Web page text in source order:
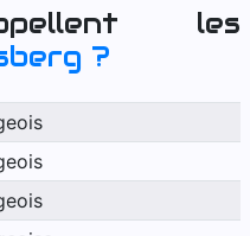
les
?